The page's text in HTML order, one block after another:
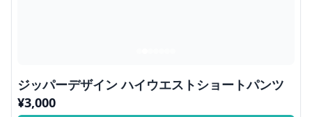
ジッパーデザイン ハイウエストショートパンツ
¥3,000